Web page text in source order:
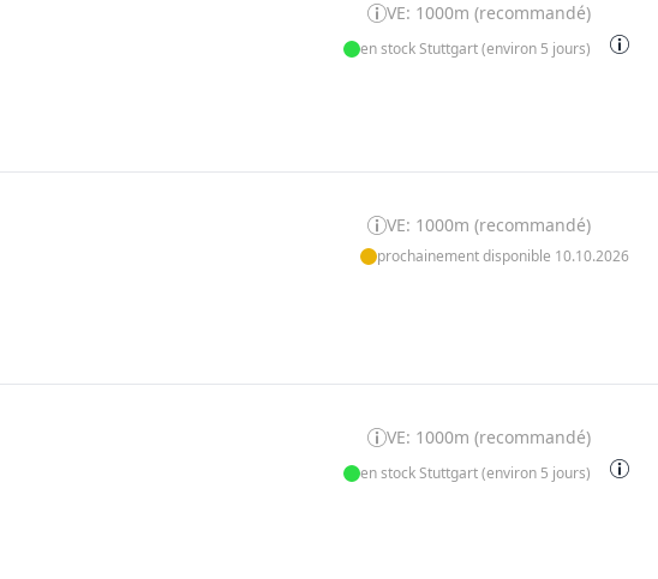
VE: 1000m (recommandé)
en stock Stuttgart (environ 5 jours)
VE: 1000m (recommandé)
prochainement disponible 10.10.2026
VE: 1000m (recommandé)
en stock Stuttgart (environ 5 jours)